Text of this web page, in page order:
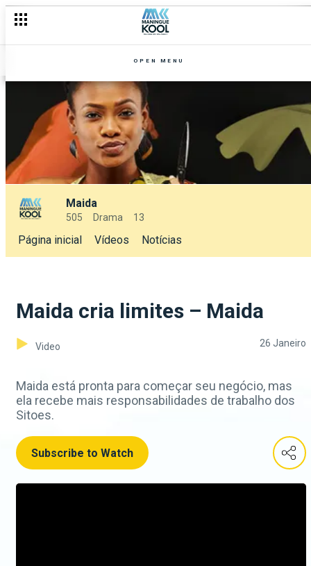
OPEN MENU
Maida
505 Drama 13
Página inicial Vídeos Notícias
Maida cria limites – Maida
Video 26 Janeiro
Maida está pronta para começar seu negócio, mas
ela recebe mais responsabilidades de trabalho dos
Sitoes.
Subscribe to Watch